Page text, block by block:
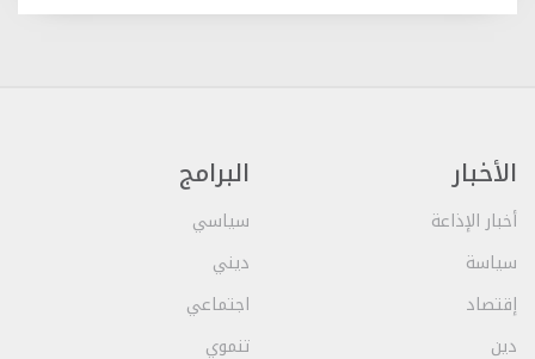
الأخبار
أخبار الإذاعة
سياسة
إقتصاد
دين
البرامج
سياسي
ديني
اجتماعي
تنموي